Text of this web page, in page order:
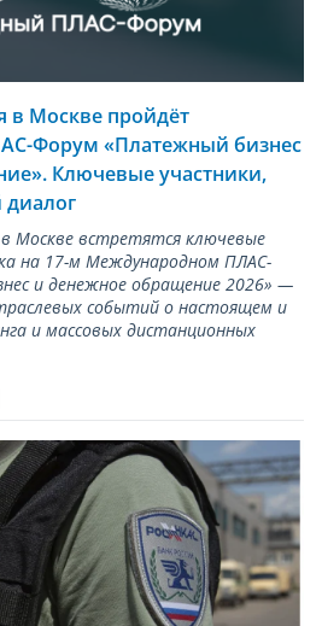
в Москве пройдёт
Форум «Платежный бизнес
Ключевые участники,
Москве встретятся ключевые
на 17-м Международном ПЛАС-
и денежное обращение 2026» —
событий о настоящем и
и массовых дистанционных